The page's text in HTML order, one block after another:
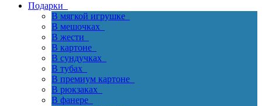
Подарки
В мягкой игрушке
В мешочках
В жести
В картоне
В сундучках
В тубах
В премиум картоне
В рюкзаках
В фанере